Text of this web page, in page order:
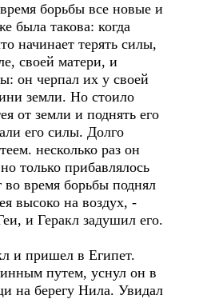
борьбы все новые и
была такова: когда
начинает терять силы,
своей матери, и
он черпал их у своей
земли. Но стоило
от земли и поднять его
его силы. Долго
несколько раз он
только прибавлялось
время борьбы поднял
высоко на воздух, -
и Геракл задушил его.
и пришел в Египет.
путем, уснул он в
на берегу Нила. Увидал